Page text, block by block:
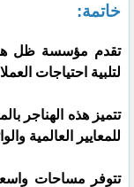
خاتمة:
تقدم مؤسسة ظل
لتلبية احتياجات
تتميز هذه الهناجر
للمعايير العالمية
تتوفر مساحات